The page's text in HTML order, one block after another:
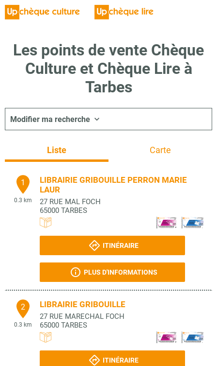
Les points de vente Chèque
Culture et Chèque Lire à
Tarbes
Modifier ma recherche
Liste Carte
1
0.3 km
LIBRAIRIE GRIBOUILLE PERRON MARIE
LAUR
27 RUE MAL FOCH
65000 TARBES
ITINÉRAIRE
PLUS D'INFORMATIONS
2
0.3 km
LIBRAIRIE GRIBOUILLE
27 RUE MARECHAL FOCH
65000 TARBES
ITINÉRAIRE